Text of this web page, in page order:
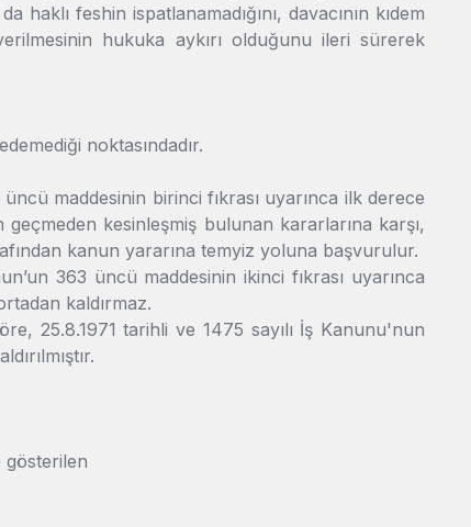
feshin ispatlanamadığını, davacının kıdem
hukuka aykırı olduğunu ileri sürerek
noktasındadır.
maddesinin birinci fıkrası uyarınca ilk derece
kesinleşmiş bulunan kararlarına karşı,
kanun yararına temyiz yoluna başvurulur.
363 üncü maddesinin ikinci fıkrası uyarınca
kaldırmaz.
25.8.1971 tarihli ve 1475 sayılı İş Kanunu'nun
gösterilen